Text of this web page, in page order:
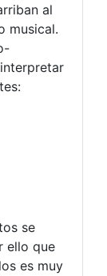
al
musical.
se
ello que
es muy